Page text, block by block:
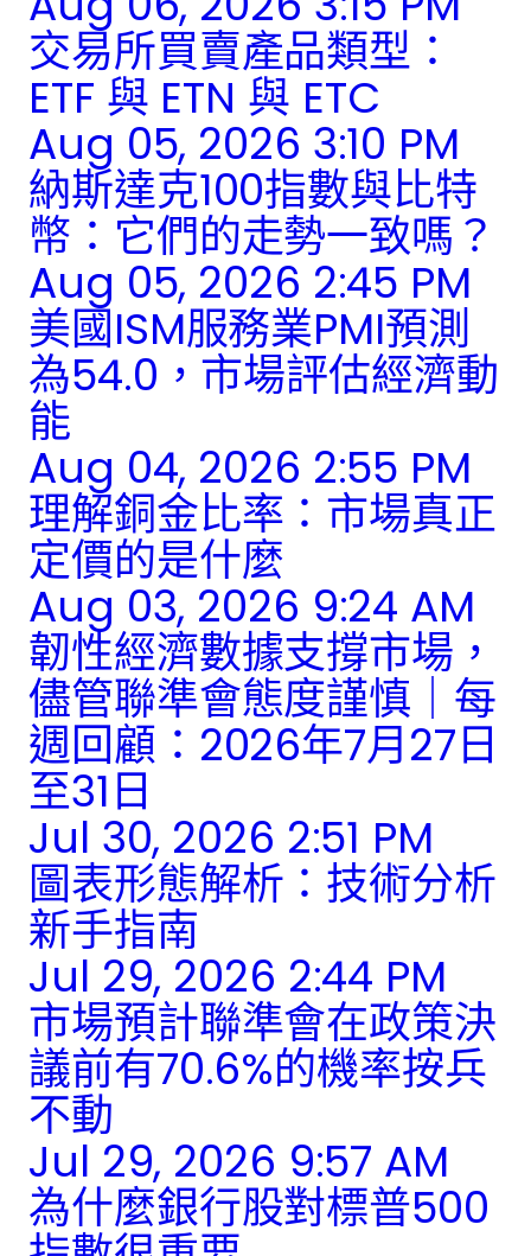
交易所買賣產品類型：
ETF 與 ETN 與 ETC
Aug 05, 2026 3:10 PM
納斯達克100指數與比特
幣：它們的走勢一致嗎？
Aug 05, 2026 2:45 PM
美國ISM服務業PMI預測
為54.0，市場評估經濟動
能
Aug 04, 2026 2:55 PM
理解銅金比率：市場真正
定價的是什麼
Aug 03, 2026 9:24 AM
韌性經濟數據支撐市場，
儘管聯準會態度謹慎｜每
週回顧：2026年7月27日
至31日
Jul 30, 2026 2:51 PM
圖表形態解析：技術分析
新手指南
Jul 29, 2026 2:44 PM
市場預計聯準會在政策決
議前有70.6%的機率按兵
不動
Jul 29, 2026 9:57 AM
為什麼銀行股對標普500